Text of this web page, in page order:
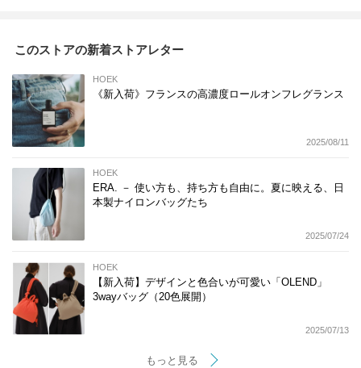
このストアの新着ストアレター
HOEK
《新入荷》フランスの高濃度ロールオンフレグランス
2025/08/11
HOEK
ERA. － 使い方も、持ち方も自由に。夏に映える、日
本製ナイロンバッグたち
2025/07/24
HOEK
【新入荷】デザインと色合いが可愛い「OLEND」
3wayバッグ（20色展開）
2025/07/13
もっと見る